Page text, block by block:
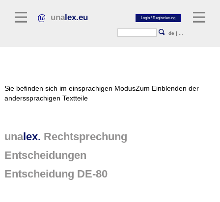
unalex.eu
de |
Normtexte
Rechtsprechung
Sie befinden sich im einsprachigen ModusZum Einblenden der
anderssprachigen Textteile
unalex. Rechtsprechung
Entscheidungen
Entscheidung DE-80